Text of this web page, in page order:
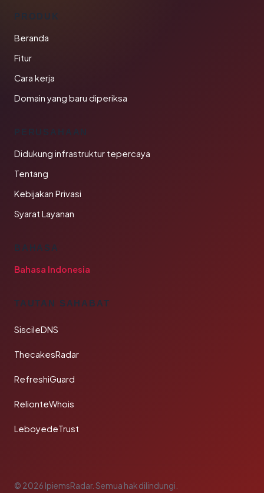
PRODUK
Beranda
Fitur
Cara kerja
Domain yang baru diperiksa
PERUSAHAAN
Didukung infrastruktur tepercaya
Tentang
Kebijakan Privasi
Syarat Layanan
BAHASA
Bahasa Indonesia
TAUTAN SAHABAT
SiscileDNS
ThecakesRadar
RefreshiGuard
RelionteWhois
LeboyedeTrust
© 2026 IpiemsRadar. Semua hak dilindungi.